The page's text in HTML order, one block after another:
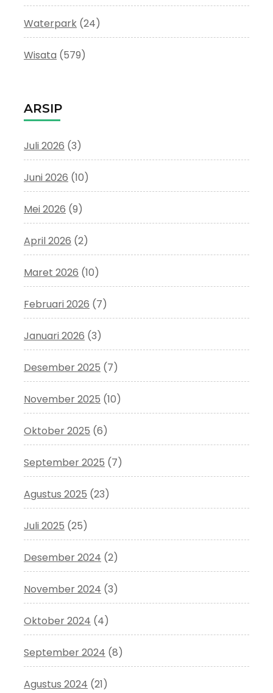
Waterpark (24)
Wisata (579)
ARSIP
Juli 2026 (3)
Juni 2026 (10)
Mei 2026 (9)
April 2026 (2)
Maret 2026 (10)
Februari 2026 (7)
Januari 2026 (3)
Desember 2025 (7)
November 2025 (10)
Oktober 2025 (6)
September 2025 (7)
Agustus 2025 (23)
Juli 2025 (25)
Desember 2024 (2)
November 2024 (3)
Oktober 2024 (4)
September 2024 (8)
Agustus 2024 (21)